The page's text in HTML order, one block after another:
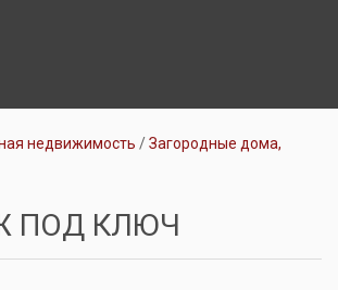
недвижимость
Загородные дома,
ПОД КЛЮЧ